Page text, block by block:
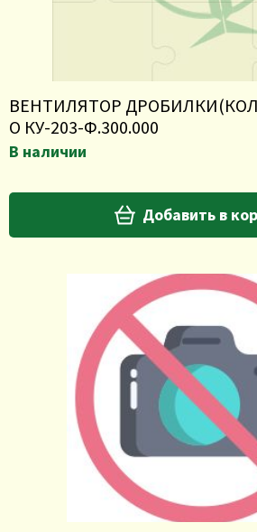
ВЕНТИЛЯТОР
О КУ-203-Ф.300.000
В наличии
Добавить в